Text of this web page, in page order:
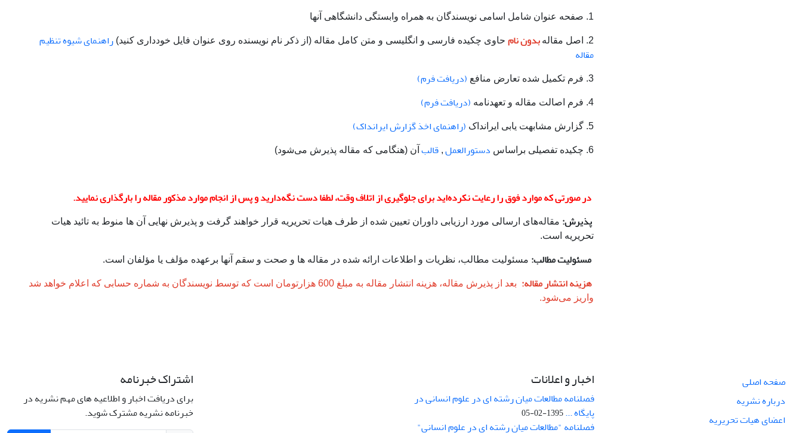
1. صفحه عنوان شامل اسامی نویسندگان به همراه وابستگی دانشگاهی آنها
2. اصل مقاله بدون نام حاوی چکیده فارسی و انگلیسی و متن کامل مقاله (از ذکر نام نویسنده روی عنوان فایل خودداری کنید) راهنمای شیوه تنظیم
مقاله
3. فرم تکمیل شده تعارض منافع (دریافت فرم)
4. فرم اصالت مقاله و تعهدنامه (دریافت فرم)
5. گزارش مشابهت یابی ایرانداک (راهنمای اخذ گزارش ایرانداک)
6. چکیده تفصیلی براساس دستورالعمل , قالب آن (هنگامی که مقاله پذیرش می‌شود)
در صورتی که موارد فوق را رعایت نکرده‌اید برای جلوگیری از اتلاف وقت، لطفا دست نگه‌دارید و پس از انجام موارد مذکور مقاله را بارگذاری نمایید.
پذیرش:
مقاله‌های ارسالی مورد ارزیابی داوران تعیین شده از طرف هیا‎‎ت تحریریه قرار خواهند گرفت و پذیرش نهایی آن ها منوط به تائید هیات
تحریریه است.
مسئولیت مطالب: مسئولیت مطالب، نظریات و اطلاعات ارائه شده در مقاله ها و صحت و سقم آنها برعهده مؤلف یا مؤلفان است.
هزینه انتشار مقاله:
بعد از پذیرش مقاله، هزینه انتشار مقاله به مبلغ 600 هزارتومان است که توسط نویسندگان به شماره حسابی که اعلام خواهد شد
واریز می‌شود.
صفحه اصلی
درباره نشریه
اعضای هیات تحریریه
اخبار و اعلانات
فصلنامه مطالعات میان رشته ای در علوم انسانی در
پایگاه ...1395-02-05
فصلنامه "مطالعات میان رشته ای در علوم انسانی"
اشتراک خبرنامه
برای دریافت اخبار و اطلاعیه های مهم نشریه در
خبرنامه نشریه مشترک شوید.